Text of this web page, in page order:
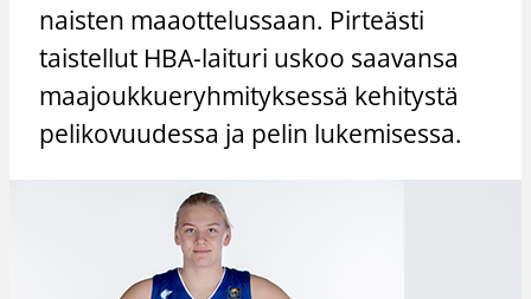
naisten maaottelussaan. Pirteästi
taistellut HBA-laituri uskoo saavansa
maajoukkueryhmityksessä kehitystä
pelikovuudessa ja pelin lukemisessa.